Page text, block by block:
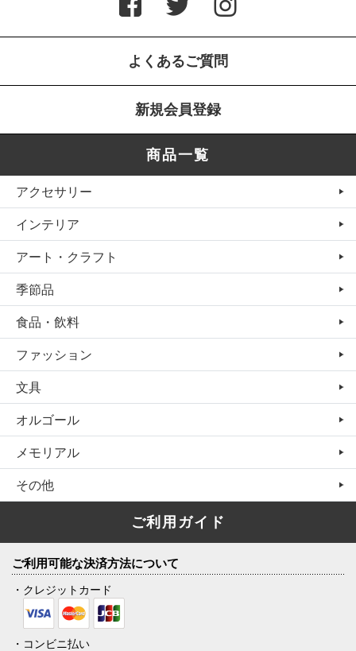
よくあるご質問
新規会員登録
商品一覧
アクセサリー
インテリア
アート・クラフト
季節品
食品・飲料
ファッション
文具
オルゴール
メモリアル
その他
ご利用ガイド
ご利用可能な決済方法について
・クレジットカード
・コンビニ払い